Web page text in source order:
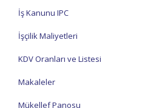
İş Kanunu IPC
İşçilik Maliyetleri
KDV Oranları ve Listesi
Makaleler
Mükellef Panosu